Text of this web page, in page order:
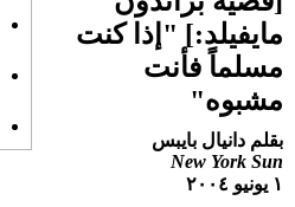
مايفيلد:] "إذا كنت
مسلماً فأنت
مشبوه"
بقلم دانيال بايبس
New York Sun
١ يونيو ٢٠٠٤